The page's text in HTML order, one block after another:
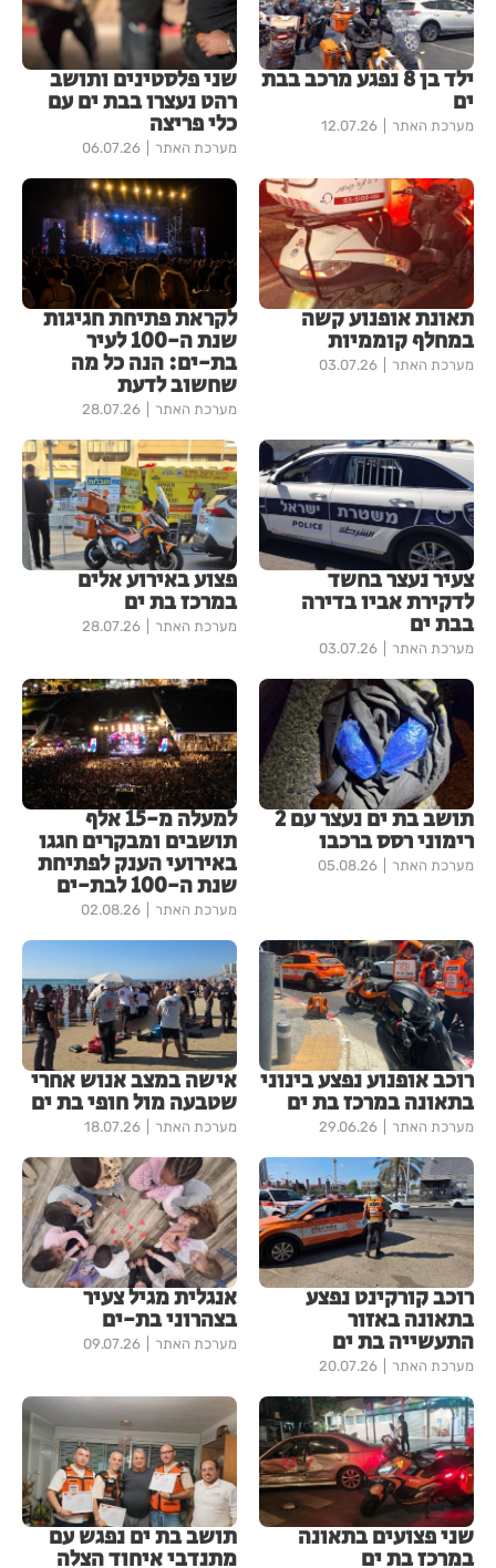
ילד בן 8 נפגע מרכב בבת
ים
מערכת האתר 12.07.26
שני פלסטינים ותושב
רהט נעצרו בבת ים עם
כלי פריצה
מערכת האתר 06.07.26
תאונת אופנוע קשה
במחלף קוממיות
מערכת האתר 03.07.26
לקראת פתיחת חגיגות
שנת ה-100 לעיר
בת-ים: הנה כל מה
שחשוב לדעת
מערכת האתר 28.07.26
צעיר נעצר בחשד
לדקירת אביו בדירה
בבת ים
מערכת האתר 03.07.26
פצוע באירוע אלים
במרכז בת ים
מערכת האתר 28.07.26
תושב בת ים נעצר עם 2
רימוני רסס ברכבו
מערכת האתר 05.08.26
למעלה מ-15 אלף
תושבים ומבקרים חגגו
באירועי הענק לפתיחת
שנת ה-100 לבת-ים
מערכת האתר 02.08.26
רוכב אופנוע נפצע בינוני
בתאונה במרכז בת ים
מערכת האתר 29.06.26
אישה במצב אנוש אחרי
שטבעה מול חופי בת ים
מערכת האתר 18.07.26
רוכב קורקינט נפצע
בתאונה באזור
התעשייה בת ים
מערכת האתר 20.07.26
אנגלית מגיל צעיר
בצהרוני בת-ים
מערכת האתר 09.07.26
שני פצועים בתאונה
במרכז בת ים
תושב בת ים נפגש עם
מתנדבי איחוד הצלה